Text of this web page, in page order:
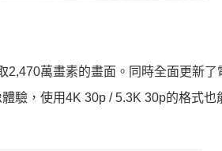
萬畫素的畫面。同時全面更新了
驗，使用4K 30p / 5.3K 30p的格式也